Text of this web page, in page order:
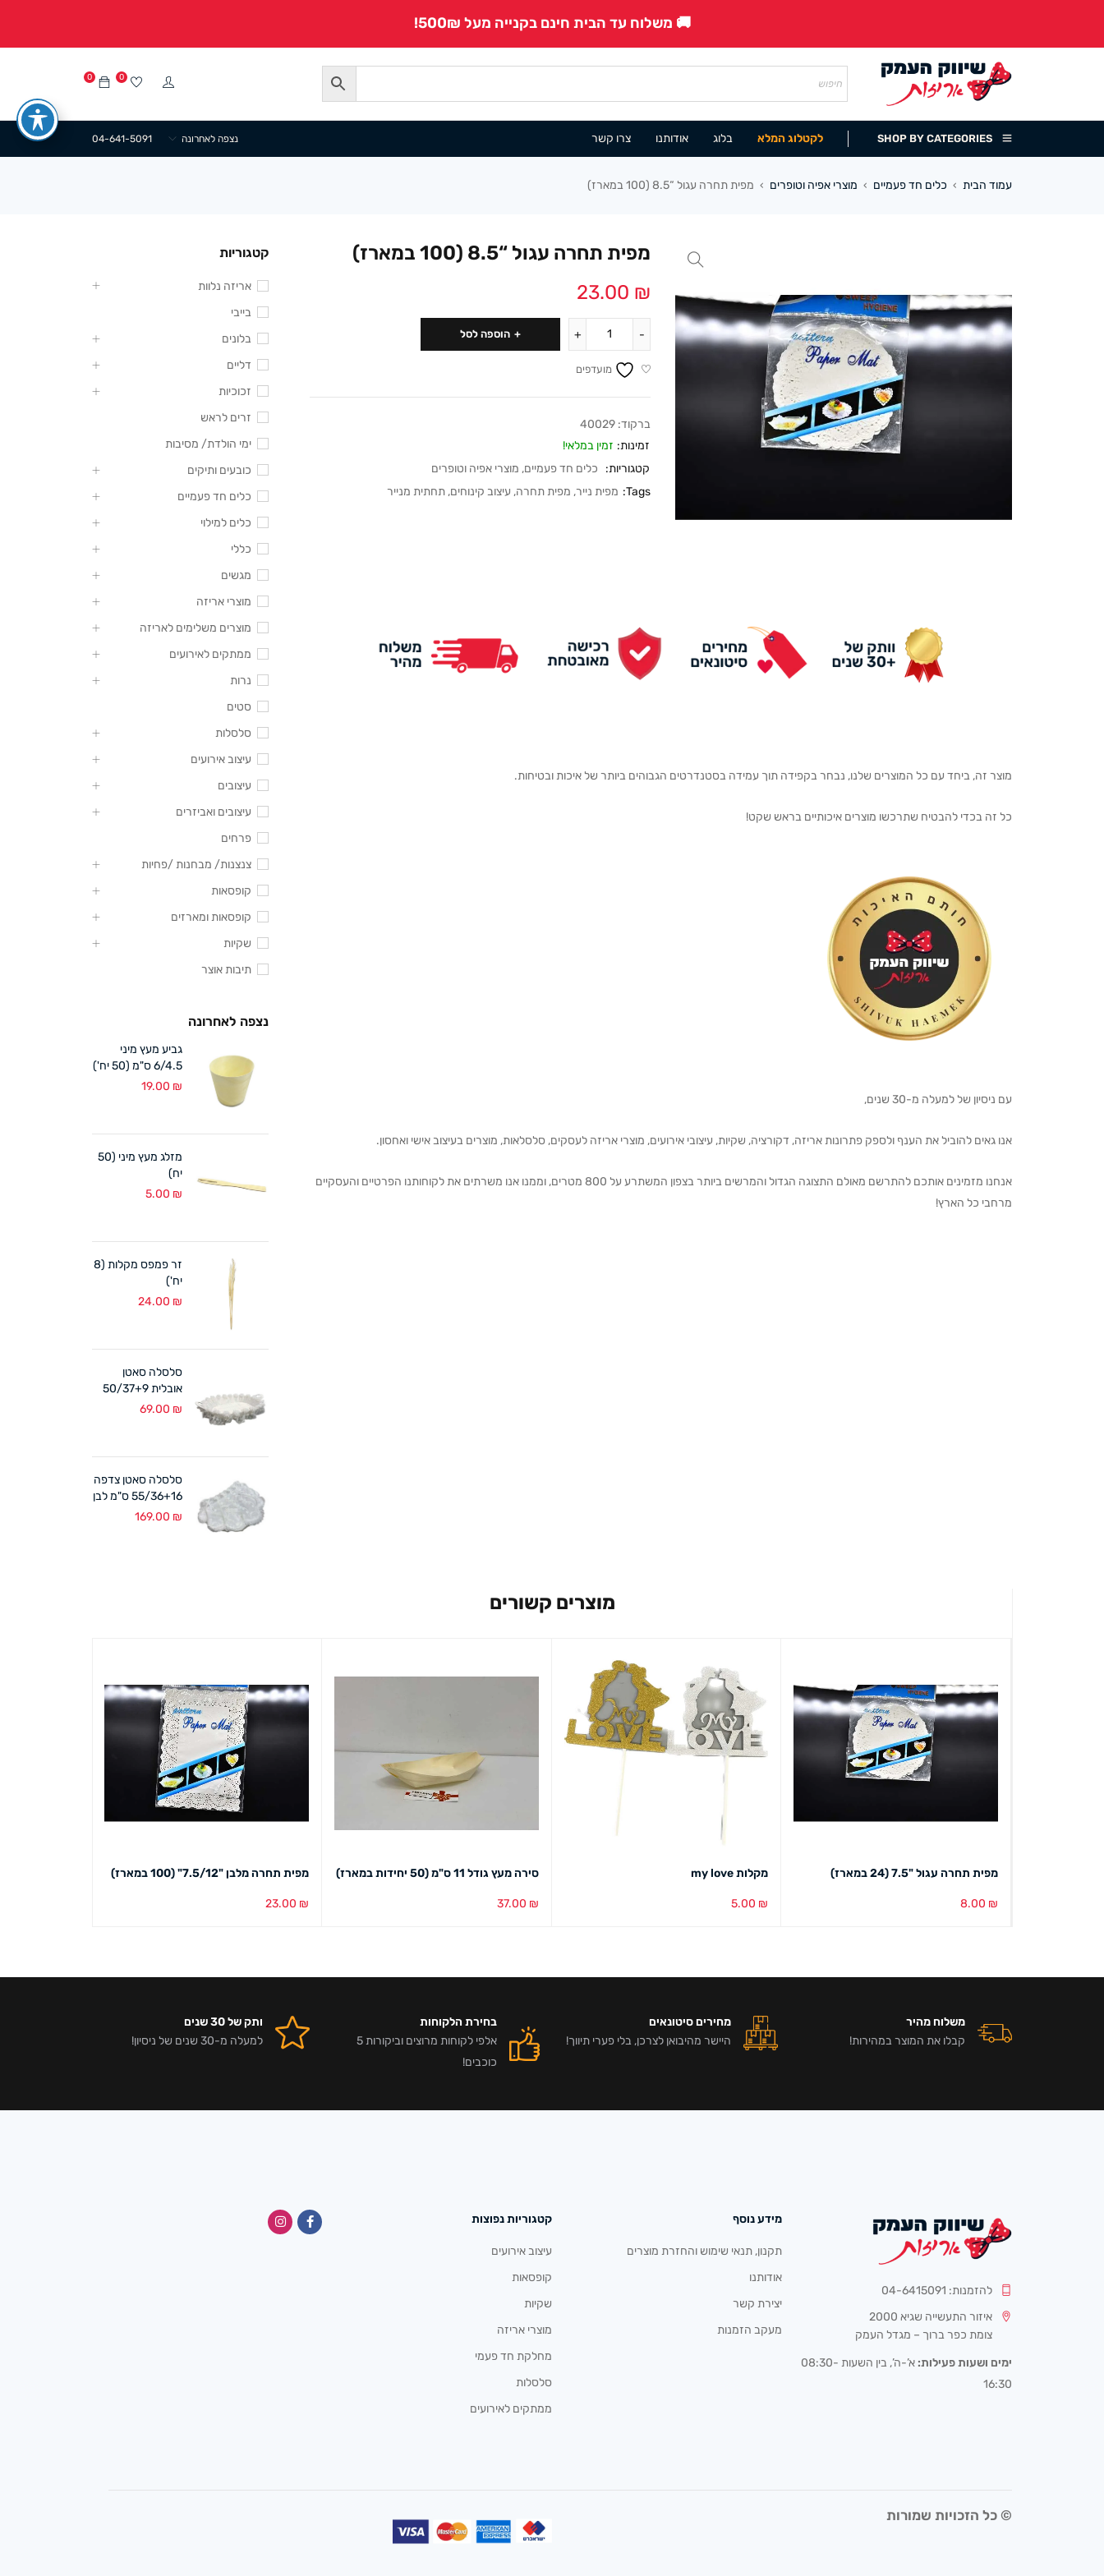
🚚 משלוח עד הבית חינם בקנייה מעל 500₪!
0 0
SHOP BY CATEGORIES לקטלוג המלא בלוג אודותנו צרו קשר 04-641-5091 נצפה לאחרונה
עמוד הבית › כלים חד פעמיים › מוצרי אפיה וטופרים › מפית תחרה עגול “8.5 (100 במארז)
מפית תחרה עגול “8.5 (100 במארז)
23.00 ₪
הוספה לסל
מועדפים
ברקוד: 40029
זמינות: זמין במלאי!
קטגוריות:
כלים חד פעמיים, מוצרי אפיה וטופרים
Tags: מפית נייר, מפית תחרה, עיצוב קינוחים, תחתית מנייר
מוצר זה, ביחד עם כל המוצרים שלנו, נבחר בקפידה תוך עמידה בסטנדרטים הגבוהים ביותר של איכות ובטיחות.
כל זה בכדי להבטיח שתרכשו מוצרים איכותיים בראש שקט!
עם ניסיון של למעלה מ-30 שנים,
אנו גאים להוביל את הענף ולספק פתרונות אריזה, דקורציה, שקיות, עיצובי אירועים, מוצרי אריזה לעסקים, סלסלאות, מוצרים בעיצוב אישי ואחסון.
אנחנו מזמינים אותכם להתרשם מאולם התצוגה הגדול והמרשים ביותר בצפון המשתרע על 800 מטרים, וממנו אנו משרתים את לקוחותנו הפרטיים והעסקיים
מרחבי כל הארץ!
קטגוריות
אריזה נלוות
בייבי
בלונים
דליים
זכוכיות
זרים לראש
ימי הולדת/ מסיבות
כובעים ותיקים
כלים חד פעמיים
כלים למילוי
כללי
מגשים
מוצרי אריזה
מוצרים משלימים לאריזה
ממתקים לאירועים
נרות
סטים
סלסלות
עיצוב אירועים
עיצובים
עיצובים ואביזרים
פרחים
צנצנות/ מבחנות /פחיות
קופסאות
קופסאות ומארזים
שקיות
תיבות אוצר
נצפה לאחרונה
גביע מעץ מיני
6/4.5 ס"מ (50 יח')
19.00 ₪
מזלג מעץ מיני (50
יח)
5.00 ₪
זר פמפס מקלות (8
יח')
24.00 ₪
סלסלה סאטן
אובלית 50/37+9
ס"מ לבן
69.00 ₪
סלסלה סאטן צדפה
55/36+16 ס"מ לבן
169.00 ₪
מוצרים קשורים
מפית תחרה עגול "7.5 (24 במארז)
8.00 ₪
מקלות my love
5.00 ₪
סירה מעץ גודל 11 ס"מ (50 יחידות במארז)
37.00 ₪
מפית תחרה מלבן "7.5/12" (100 במארז)
23.00 ₪
משלוח מהיר
קבלו את המוצר במהירות!
מחירים סיטונאים
היישר מהיבואן לצרכן, בלי פערי תיווך!
בחירת הלקוחות
אלפי לקוחות מרוצים וביקורות 5
כוכבים!
ותק של 30 שנים
למעלה מ-30 שנים של ניסיון!
להזמנות: 04-6415091
איזור התעשייה שגיא 2000
צומת כפר ברוך – מגדל העמק
ימים ושעות פעילות:
א’-ה’, בין השעות 08:30-
16:30
מידע נוסף
תקנון, תנאי שימוש והחזרת מוצרים
אודותנו
יצירת קשר
מעקב הזמנות
קטגוריות נפוצות
עיצוב אירועים
קופסאות
שקיות
מוצרי אריזה
מחלקת חד פעמי
סלסלות
ממתקים לאירועים
© כל הזכויות שמורות